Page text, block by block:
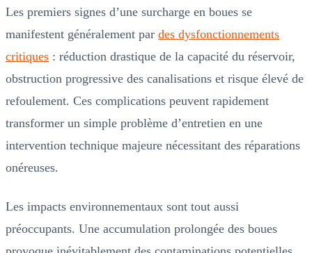
Les premiers signes d’une surcharge en boues se
manifestent généralement par des dysfonctionnements
critiques : réduction drastique de la capacité du réservoir,
obstruction progressive des canalisations et risque élevé de
refoulement. Ces complications peuvent rapidement
transformer un simple problème d’entretien en une
intervention technique majeure nécessitant des réparations
onéreuses.
Les impacts environnementaux sont tout aussi
préoccupants. Une accumulation prolongée des boues